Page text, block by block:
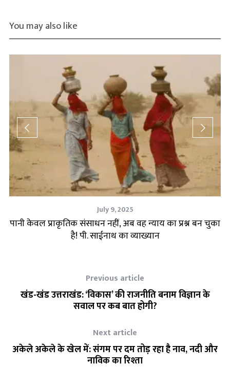
You may also like
July 9, 2025
पानी केवल प्राकृतिक संसाधन नहीं, अब वह न्याय का प्रश्न बन चुका
है! पी. साईनाथ का व्याख्यान
Previous article
खंड-खंड उत्तराखंड: ‘विकास’ की राजनीति बनाम विज्ञान के
सवाल पर कब बात होगी?
Next article
अकेले अकेले के खेल में: संगम पर दम तोड़ रहा है नाव, नदी और
नाविक का रिश्ता